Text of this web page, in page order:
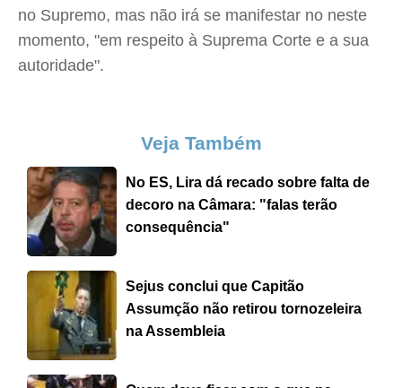
no Supremo, mas não irá se manifestar no neste
momento, "em respeito à Suprema Corte e a sua
autoridade".
Veja Também
No ES, Lira dá recado sobre falta de
decoro na Câmara: "falas terão
consequência"
Sejus conclui que Capitão
Assumção não retirou tornozeleira
na Assembleia